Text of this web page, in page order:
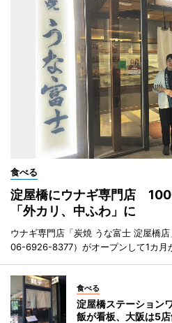
食べる
淀屋橋にウナギ専門店
「外カリ、中ふわ」に
ウナギ専門店「炭焼 うな富士 淀屋橋
06-6926-8377）がオープンして1カ月
食べる
淀屋橋ステーション
飯が看板、大阪は5店